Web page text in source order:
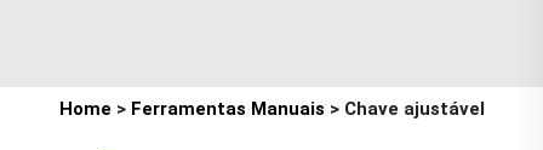
Home > Ferramentas Manuais > Chave ajustável